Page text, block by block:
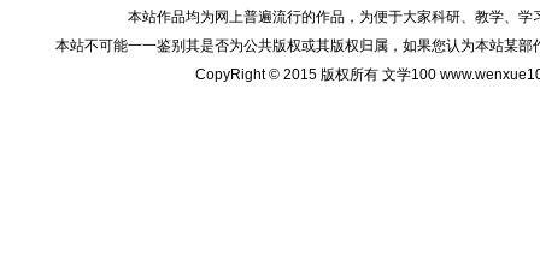
本站作品均为网上普遍流行的作品，为便于大家科研、教学、
本站不可能一一鉴别其是否为公共版权或其版权归属，如果您认为本站某
CopyRight © 2015 版权所有 文学100